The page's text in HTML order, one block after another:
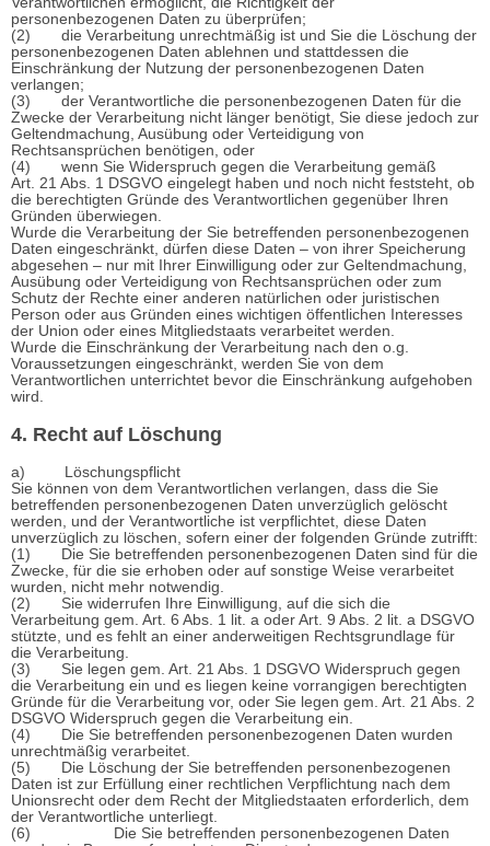
personenbezogenen Daten zu überprüfen;
(2) die Verarbeitung unrechtmäßig ist und Sie die Löschung der
personenbezogenen Daten ablehnen und stattdessen die
Einschränkung der Nutzung der personenbezogenen Daten
verlangen;
(3) der Verantwortliche die personenbezogenen Daten für die
Zwecke der Verarbeitung nicht länger benötigt, Sie diese jedoch zur
Geltendmachung, Ausübung oder Verteidigung von
Rechtsansprüchen benötigen, oder
(4) wenn Sie Widerspruch gegen die Verarbeitung gemäß
Art. 21 Abs. 1 DSGVO eingelegt haben und noch nicht feststeht, ob
die berechtigten Gründe des Verantwortlichen gegenüber Ihren
Gründen überwiegen.
Wurde die Verarbeitung der Sie betreffenden personenbezogenen
Daten eingeschränkt, dürfen diese Daten – von ihrer Speicherung
abgesehen – nur mit Ihrer Einwilligung oder zur Geltendmachung,
Ausübung oder Verteidigung von Rechtsansprüchen oder zum
Schutz der Rechte einer anderen natürlichen oder juristischen
Person oder aus Gründen eines wichtigen öffentlichen Interesses
der Union oder eines Mitgliedstaats verarbeitet werden.
Wurde die Einschränkung der Verarbeitung nach den o.g.
Voraussetzungen eingeschränkt, werden Sie von dem
Verantwortlichen unterrichtet bevor die Einschränkung aufgehoben
wird.
4. Recht auf Löschung
a) Löschungspflicht
Sie können von dem Verantwortlichen verlangen, dass die Sie
betreffenden personenbezogenen Daten unverzüglich gelöscht
werden, und der Verantwortliche ist verpflichtet, diese Daten
unverzüglich zu löschen, sofern einer der folgenden Gründe zutrifft:
(1) Die Sie betreffenden personenbezogenen Daten sind für die
Zwecke, für die sie erhoben oder auf sonstige Weise verarbeitet
wurden, nicht mehr notwendig.
(2) Sie widerrufen Ihre Einwilligung, auf die sich die
Verarbeitung gem. Art. 6 Abs. 1 lit. a oder Art. 9 Abs. 2 lit. a DSGVO
stützte, und es fehlt an einer anderweitigen Rechtsgrundlage für
die Verarbeitung.
(3) Sie legen gem. Art. 21 Abs. 1 DSGVO Widerspruch gegen
die Verarbeitung ein und es liegen keine vorrangigen berechtigten
Gründe für die Verarbeitung vor, oder Sie legen gem. Art. 21 Abs. 2
DSGVO Widerspruch gegen die Verarbeitung ein.
(4) Die Sie betreffenden personenbezogenen Daten wurden
unrechtmäßig verarbeitet.
(5) Die Löschung der Sie betreffenden personenbezogenen
Daten ist zur Erfüllung einer rechtlichen Verpflichtung nach dem
Unionsrecht oder dem Recht der Mitgliedstaaten erforderlich, dem
der Verantwortliche unterliegt.
(6) Die Sie betreffenden personenbezogenen Daten